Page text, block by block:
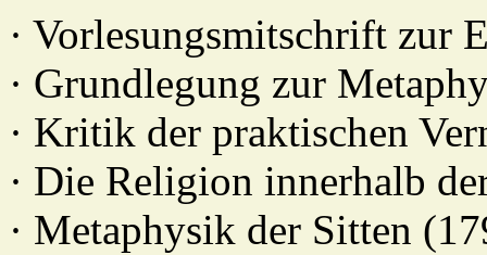
· Vorlesungsmitschrift zur
· Grundlegung zur
· Kritik der praktischen
· Die Religion innerhalb
· Metaphysik der Sitten